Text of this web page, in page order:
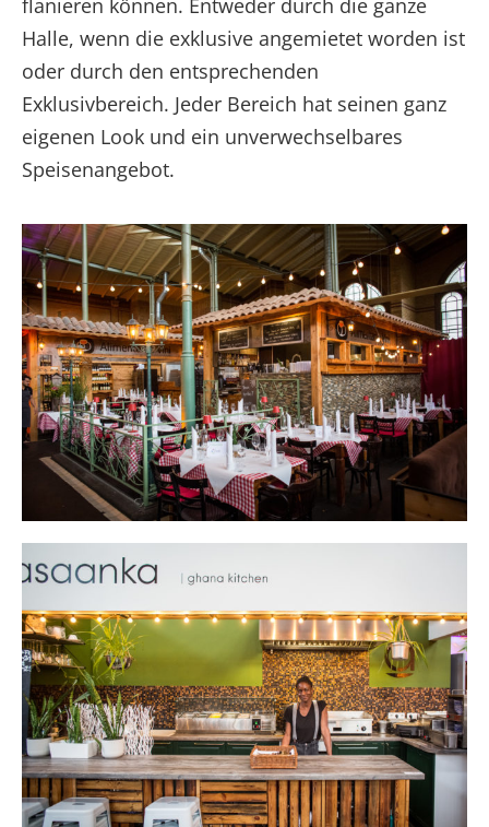
Halle, wenn die exklusive angemietet worden ist
oder durch den entsprechenden
Exklusivbereich. Jeder Bereich hat seinen ganz
eigenen Look und ein unverwechselbares
Speisenangebot.